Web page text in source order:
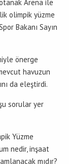
Arena ile
olimpik yüzme
Bakanı Sayın
önerge
havuzun
da eleştirdi.
sorular yer
Yüzme
nedir, inşaat
mıdır?